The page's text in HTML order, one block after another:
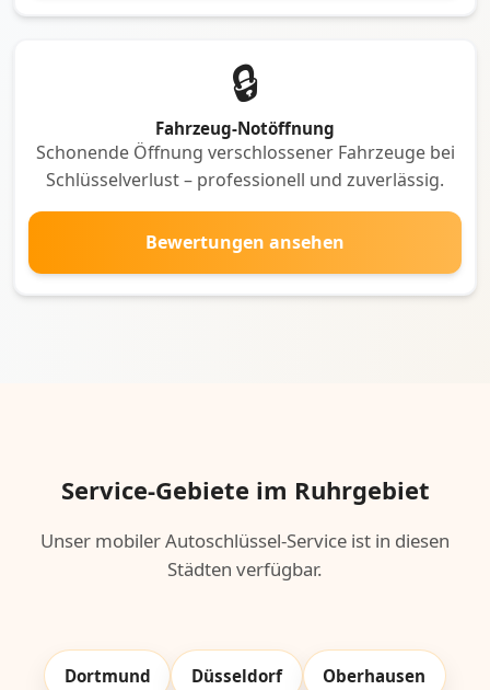
🔒
Fahrzeug-Notöffnung
Schonende Öffnung verschlossener Fahrzeuge bei
Schlüsselverlust – professionell und zuverlässig.
Bewertungen ansehen
Service-Gebiete im Ruhrgebiet
Unser mobiler Autoschlüssel-Service ist in diesen
Städten verfügbar.
Dortmund Düsseldorf Oberhausen